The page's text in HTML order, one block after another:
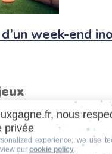
week-end
parfaites pour
toute sécurité.
nous
privée
experience, we use
our cookie policy.